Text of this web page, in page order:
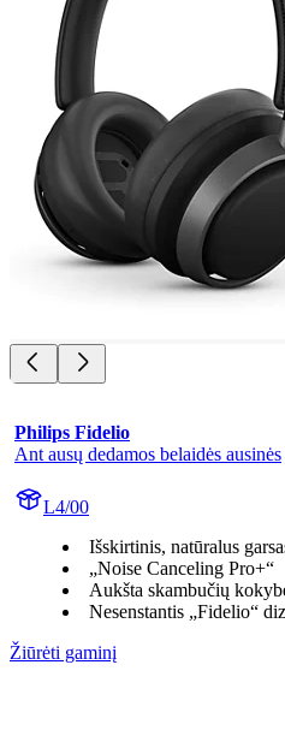
Philips Fidelio
Ant ausų dedamos belaidės ausinės
L4/00
Išskirtinis, natūralus
„Noise Canceling Pro+“
Aukšta skambučių
Nesenstantis „Fidelio“
Žiūrėti gaminį